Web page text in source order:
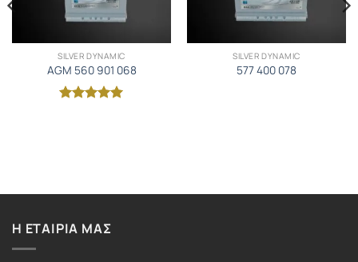
SILVER DYNAMIC
AGM 560 901 068
SILVER DYNAMIC
577 400 078
Η ΕΤΑΙΡΙΑ ΜΑΣ